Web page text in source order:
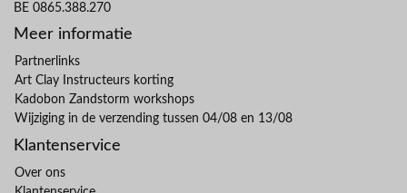
BE 0865.388.270
Meer informatie
Partnerlinks
Art Clay Instructeurs korting
Kadobon Zandstorm workshops
Wijziging in de verzending tussen 04/08 en 13/08
Klantenservice
Over ons